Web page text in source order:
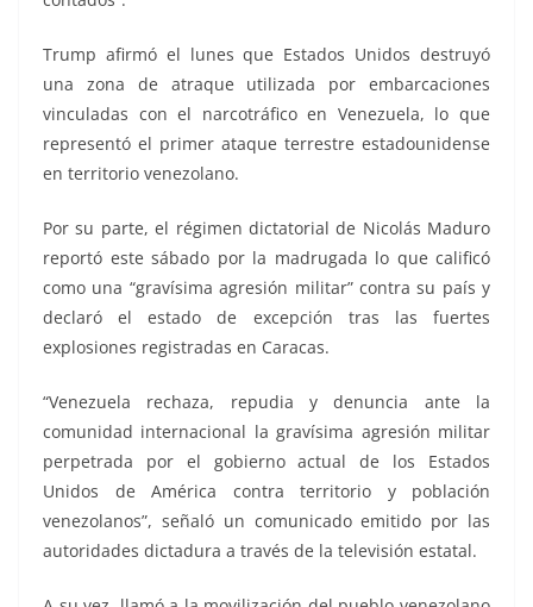
Trump afirmó el lunes que Estados Unidos destruyó
una zona de atraque utilizada por embarcaciones
vinculadas con el narcotráfico en Venezuela, lo que
representó el primer ataque terrestre estadounidense
en territorio venezolano.
Por su parte, el régimen dictatorial de Nicolás Maduro
reportó este sábado por la madrugada lo que calificó
como una “gravísima agresión militar” contra su país y
declaró el estado de excepción tras las fuertes
explosiones registradas en Caracas.
“Venezuela rechaza, repudia y denuncia ante la
comunidad internacional la gravísima agresión militar
perpetrada por el gobierno actual de los Estados
Unidos de América contra territorio y población
venezolanos”, señaló un comunicado emitido por las
autoridades dictadura a través de la televisión estatal.